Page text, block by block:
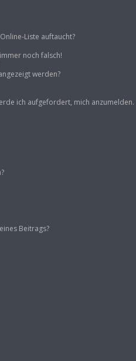
Liste auftaucht?
noch falsch!
werden?
ich aufgefordert, mich anzumelden.
Beitrags?